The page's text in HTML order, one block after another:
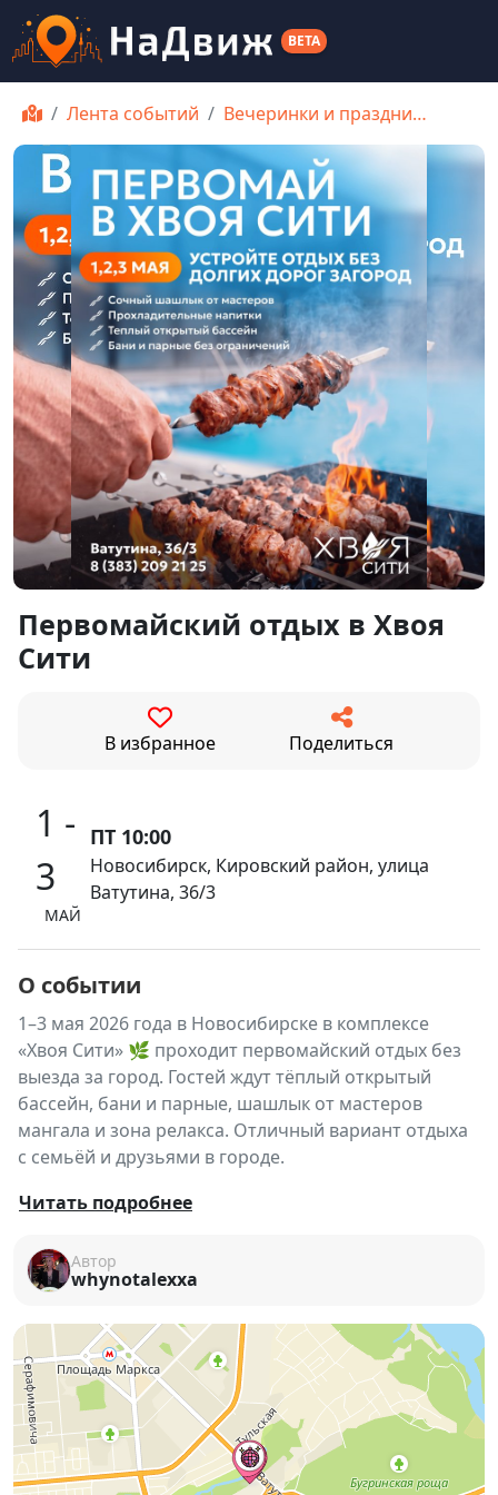
BETA
Лента событий Вечеринки и праздни…
Первомайский отдых в Хвоя
Сити
В избранное Поделиться
1 -
3
МАЙ
ПТ 10:00
Новосибирск, Кировский район, улица
Ватутина, 36/3
О событии
1–3 мая 2026 года в Новосибирске в комплексе
«Хвоя Сити» 🌿 проходит первомайский отдых без
выезда за город. Гостей ждут тёплый открытый
бассейн, бани и парные, шашлык от мастеров
мангала и зона релакса. Отличный вариант отдыха
с семьёй и друзьями в городе.
🌿Первомайский отдых в «Хвоя Сити»
почувствовать атмосферу загородного отдыха, не
выезжая из Новосибирска.
Гостей ждёт насыщенная программа для полного
восстановления и перезагрузки: от горячих бань до
открытого бассейна и вкусной кухни.
🥩 В программе:
— сочный шашлык от профессиональных мастеров
мангала
Читать подробнее
Автор
whynotalexxa